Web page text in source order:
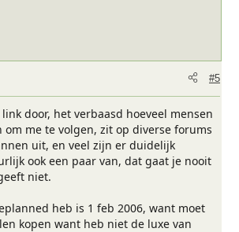
#5
door, het verbaasd hoeveel mensen
om me te volgen, zit op diverse forums
uit, en veel zijn er duidelijk
ook een paar van, dat gaat je nooit
niet.
heb is 1 feb 2006, want moet
kopen want heb niet de luxe van